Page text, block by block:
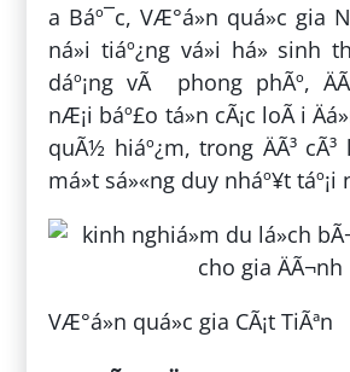
a Báº¯c, VÆ°á»n quá»c gia
ná»i tiáº¿ng vá»i há» sinh
dáº¡ng vÃ phong phÃº,
nÆ¡i báº£o tá»n cÃ¡c loÃ i
quÃ½ hiáº¿m, trong ÄÃ³ cÃ³
má»t sá»«ng duy nháº¥t táº¡i
VÆ°á»n quá»c gia CÃ¡t TiÃªn